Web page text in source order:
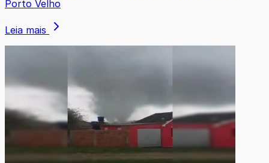
Porto Velho
Leia mais